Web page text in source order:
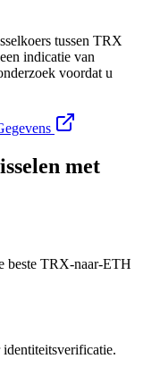
tussen TRX
indicatie van
voordat u
met
beste TRX-naar-ETH